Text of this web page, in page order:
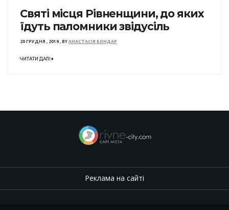
Святі місця Рівненщини, до яких
їдуть паломники звідусіль
20 ГРУДНЯ , 2019,BYАНАСТАСІЯ БОНДАР
ЧИТАТИ ДАЛІ
Реклама на сайті